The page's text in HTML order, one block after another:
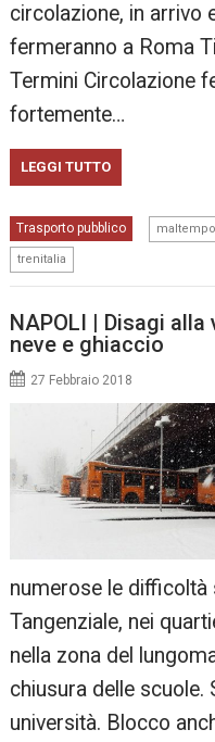
circolazione, in arrivo
fermeranno a Roma
Termini Circolazione
fortemente…
LEGGI TUTTO
Trasporto pubblico maltempo
trenitalia
NAPOLI | Disagi alla
neve e ghiaccio
27 Febbraio 2018
numerose le
Tangenziale, nei
nella zona del
chiusura delle scuole.
università. Blocco